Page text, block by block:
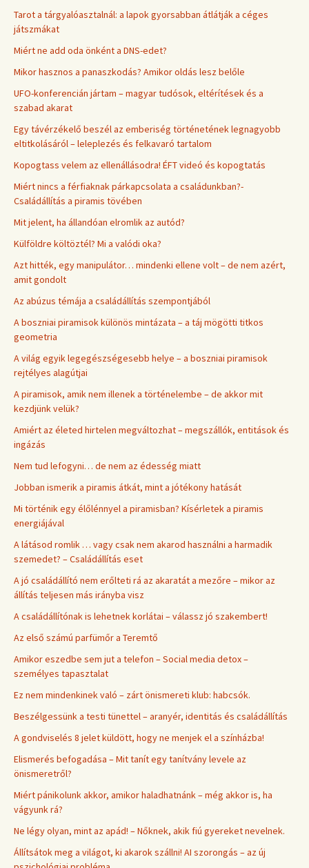
Tarot a tárgyalóasztalnál: a lapok gyorsabban átlátják a céges
játszmákat
Miért ne add oda önként a DNS-edet?
Mikor hasznos a panaszkodás? Amikor oldás lesz belőle
UFO-konferencián jártam – magyar tudósok, eltérítések és a
szabad akarat
Egy távérzékelő beszél az emberiség történetének legnagyobb
eltitkolásáról – leleplezés és felkavaró tartalom
Kopogtass velem az ellenállásodra! ÉFT videó és kopogtatás
Miért nincs a férfiaknak párkapcsolata a családunkban?-
Családállítás a piramis tövében
Mit jelent, ha állandóan elromlik az autód?
Külföldre költöztél? Mi a valódi oka?
Azt hitték, egy manipulátor… mindenki ellene volt – de nem azért,
amit gondolt
Az abúzus témája a családállítás szempontjából
A boszniai piramisok különös mintázata – a táj mögötti titkos
geometria
A világ egyik legegészségesebb helye – a boszniai piramisok
rejtélyes alagútjai
A piramisok, amik nem illenek a történelembe – de akkor mit
kezdjünk velük?
Amiért az életed hirtelen megváltozhat – megszállók, entitások és
ingázás
Nem tud lefogyni… de nem az édesség miatt
Jobban ismerik a piramis átkát, mint a jótékony hatását
Mi történik egy élőlénnyel a piramisban? Kísérletek a piramis
energiájával
A látásod romlik … vagy csak nem akarod használni a harmadik
szemedet? – Családállítás eset
A jó családállító nem erőlteti rá az akaratát a mezőre – mikor az
állítás teljesen más irányba visz
A családállítónak is lehetnek korlátai – válassz jó szakembert!
Az első számú parfümőr a Teremtő
Amikor eszedbe sem jut a telefon – Social media detox –
személyes tapasztalat
Ez nem mindenkinek való – zárt önismereti klub: habcsók.
Beszélgessünk a testi tünettel – aranyér, identitás és családállítás
A gondviselés 8 jelet küldött, hogy ne menjek el a színházba!
Elismerés befogadása – Mit tanít egy tanítvány levele az
önismeretről?
Miért pánikolunk akkor, amikor haladhatnánk – még akkor is, ha
vágyunk rá?
Ne légy olyan, mint az apád! – Nőknek, akik fiú gyereket nevelnek.
Állítsátok meg a világot, ki akarok szállni! AI szorongás – az új